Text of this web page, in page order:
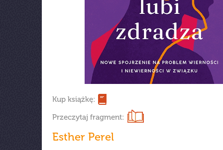
Kup książkę:
Przeczytaj fragment:
Esther Perel